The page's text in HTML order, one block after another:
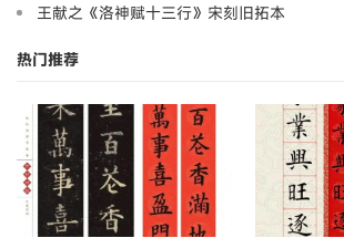
王献之《洛神赋十三行》宋刻旧拓本
热门推荐